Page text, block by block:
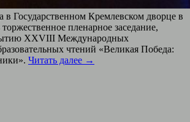
в Государственном Кремлевском дворце в
пленарное заседание,
XXVIII Международных
чтений «Великая Победа:
Читать далее →